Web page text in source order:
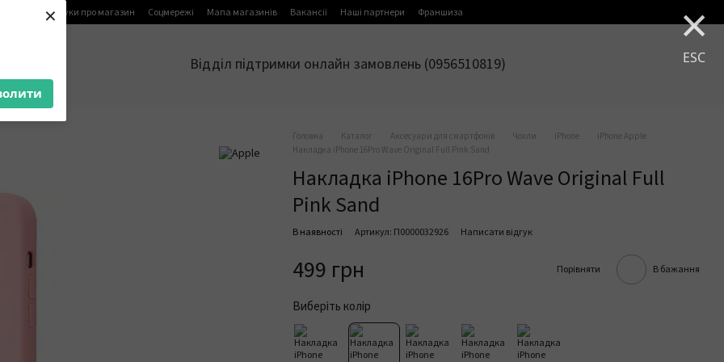
× ×
ESC
Відгуки про магазин Соцмережі Мапа магазинів Вакансії Наші партнери Франшиза
Відділ підтримки онлайн замовлень (0956510819)
Головна Каталог Аксесуари для смартфонів Чохли iPhone
iPhone Apple
Накладка iPhone 16Pro Wave Original Full Pink Sand
Накладка iPhone 16Pro Wave Original Full
Pink Sand
В наявності Артикул: П0000032926 Написати відгук
499 грн Порівняти В бажання
Виберіть колір